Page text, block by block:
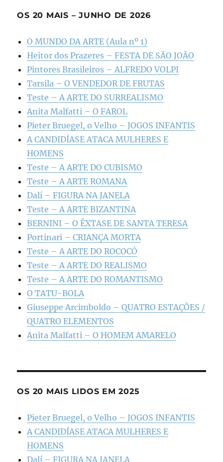
OS 20 MAIS – JUNHO DE 2026
O MUNDO DA ARTE (Aula nº 1)
Heitor dos Prazeres – FESTA DE SÃO JOÃO
Pintores Brasileiros – ALFREDO VOLPI
Tarsila – O VENDEDOR DE FRUTAS
Teste – A ARTE DO SURREALISMO
Anita Malfatti – O FAROL
Pieter Bruegel, o Velho – JOGOS INFANTIS
A CANDIDÍASE ATACA MULHERES E
HOMENS
Teste – A ARTE DO CUBISMO
Teste – A ARTE ROMANA
Dalí – FIGURA NA JANELA
Teste – A ARTE BIZANTINA
BERNINI – O ÊXTASE DE SANTA TERESA
Portinari – CRIANÇA MORTA
Teste – A ARTE DO ROCOCÓ
Teste – A ARTE DO REALISMO
Teste – A ARTE DO ROMANTISMO
O TATU-BOLA
Giuseppe Arcimboldo – QUATRO ESTAÇÕES /
QUATRO ELEMENTOS
Anita Malfatti – O HOMEM AMARELO
OS 20 MAIS LIDOS EM 2025
Pieter Bruegel, o Velho – JOGOS INFANTIS
A CANDIDÍASE ATACA MULHERES E
HOMENS
Dalí – FIGURA NA JANELA